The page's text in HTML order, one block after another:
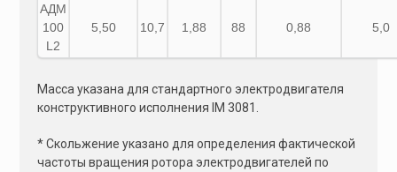
АДМ
100
L2
5,50 10,7 1,88 88 0,88 5,0
Масса указана для стандартного электродвигателя
конструктивного исполнения IM 3081.
* Скольжение указано для определения фактической
частоты вращения ротора электродвигателей по